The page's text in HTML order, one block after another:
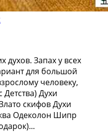
духов. Запах у всех
для большой
человеку,
Духи
скифов Духи
Одеколон Шипр